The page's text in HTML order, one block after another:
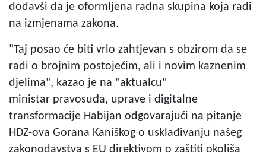
dodavši da je oformljena radna skupina koja radi
na izmjenama zakona.
"Taj posao će biti vrlo zahtjevan s obzirom da se
radi o brojnim postojećim, ali i novim kaznenim
djelima", kazao je na "aktualcu"
ministar pravosuđa, uprave i digitalne
transformacije Habijan odgovarajući na pitanje
HDZ-ova Gorana Kaniškog o usklađivanju našeg
zakonodavstva s EU direktivom o zaštiti okoliša